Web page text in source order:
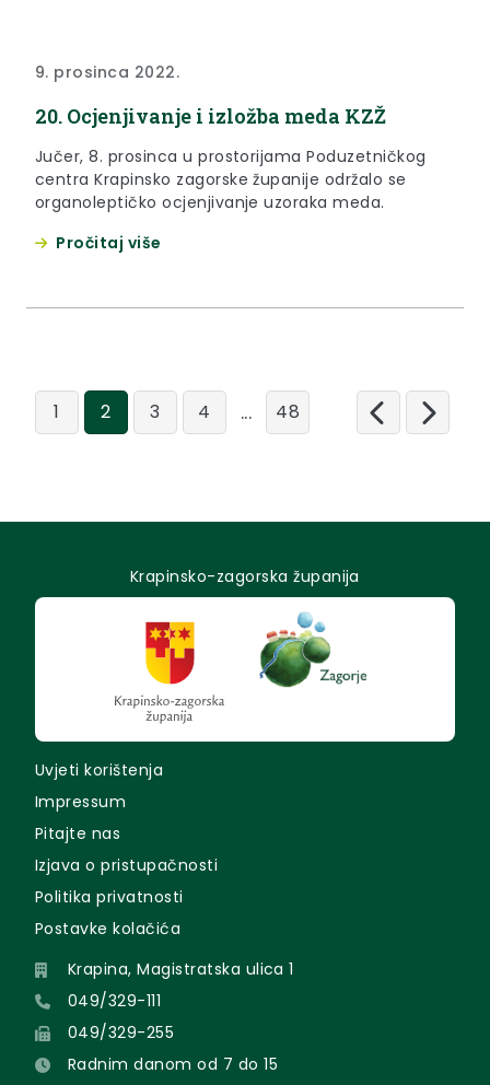
9. prosinca 2022.
20. Ocjenjivanje i izložba meda KZŽ
Jučer, 8. prosinca u prostorijama Poduzetničkog
centra Krapinsko zagorske županije održalo se
organoleptičko ocjenjivanje uzoraka meda.
Pročitaj više
1 2 3 4 ... 48
Krapinsko-zagorska županija
Uvjeti korištenja
Impressum
Pitajte nas
Izjava o pristupačnosti
Politika privatnosti
Postavke kolačića
Krapina, Magistratska ulica 1
049/329-111
049/329-255
Radnim danom od 7 do 15